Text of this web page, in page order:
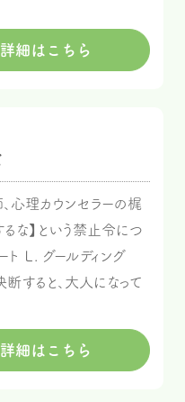
細はこちら
心理カウンセラーの梶
な】という禁止令につ
ト Ｌ. グールディング
断すると、大人になって
細はこちら